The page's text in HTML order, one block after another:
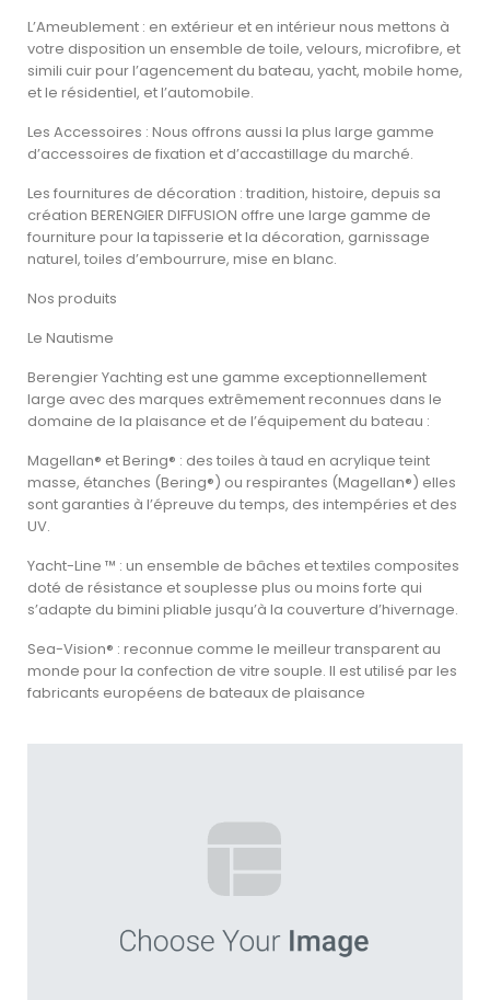
L’Ameublement : en extérieur et en intérieur nous mettons à
votre disposition un ensemble de toile, velours, microfibre, et
simili cuir pour l’agencement du bateau, yacht, mobile home,
et le résidentiel, et l’automobile.
Les Accessoires : Nous offrons aussi la plus large gamme
d’accessoires de fixation et d’accastillage du marché.
Les fournitures de décoration : tradition, histoire, depuis sa
création BERENGIER DIFFUSION offre une large gamme de
fourniture pour la tapisserie et la décoration, garnissage
naturel, toiles d’embourrure, mise en blanc.
Nos produits
Le Nautisme
Berengier Yachting est une gamme exceptionnellement
large avec des marques extrêmement reconnues dans le
domaine de la plaisance et de l’équipement du bateau :
Magellan® et Bering® : des toiles à taud en acrylique teint
masse, étanches (Bering®) ou respirantes (Magellan®) elles
sont garanties à l’épreuve du temps, des intempéries et des
UV.
Yacht-Line ™ : un ensemble de bâches et textiles composites
doté de résistance et souplesse plus ou moins forte qui
s’adapte du bimini pliable jusqu’à la couverture d’hivernage.
Sea-Vision® : reconnue comme le meilleur transparent au
monde pour la confection de vitre souple. Il est utilisé par les
fabricants européens de bateaux de plaisance